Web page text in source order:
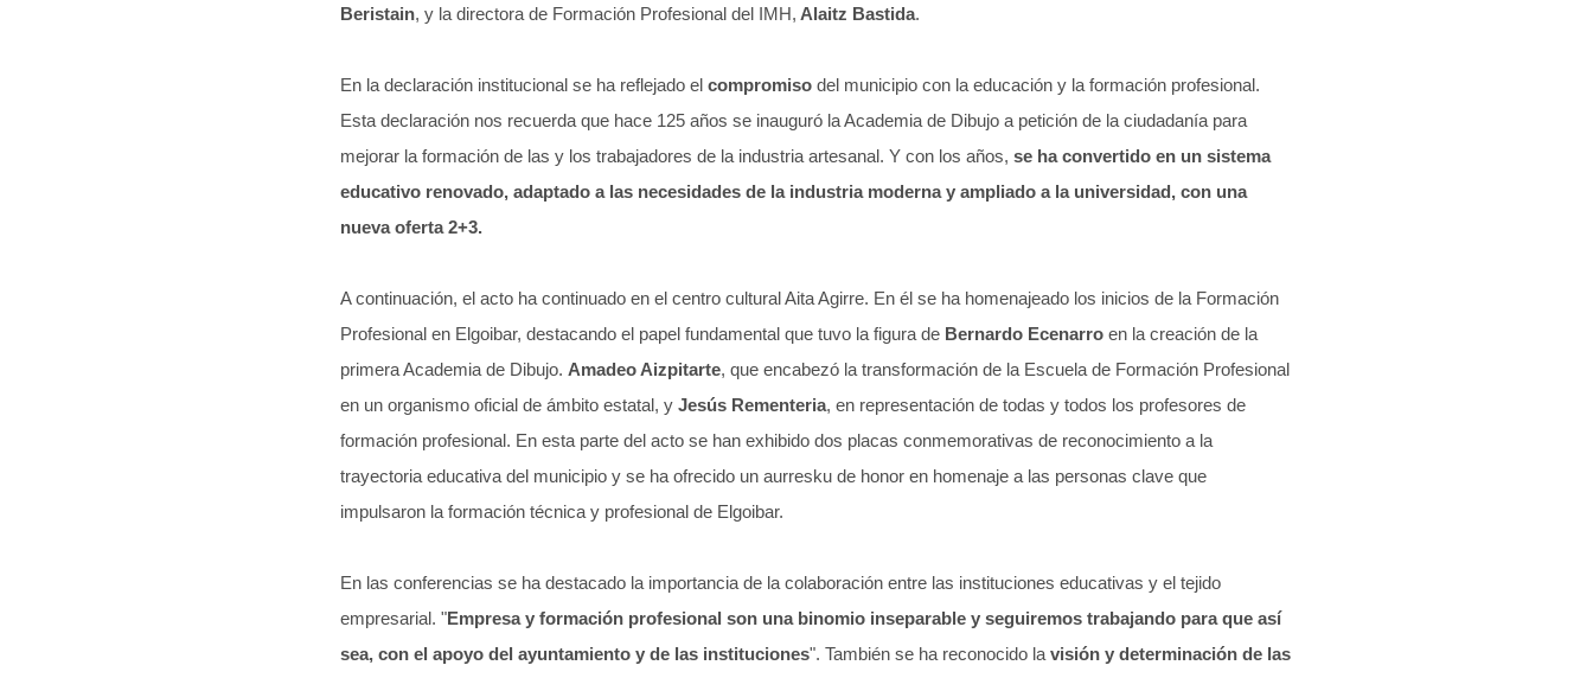
Beristain, y la directora de Formación Profesional del IMH, Alaitz Bastida.
En la declaración institucional se ha reflejado el compromiso del municipio con la educación y la formación profesional.
Esta declaración nos recuerda que hace 125 años se inauguró la Academia de Dibujo a petición de la ciudadanía para
mejorar la formación de las y los trabajadores de la industria artesanal. Y con los años, se ha convertido en un sistema
educativo renovado, adaptado a las necesidades de la industria moderna y ampliado a la universidad, con una
nueva oferta 2+3.
A continuación, el acto ha continuado en el centro cultural Aita Agirre. En él se ha homenajeado los inicios de la Formación
Profesional en Elgoibar, destacando el papel fundamental que tuvo la figura de Bernardo Ecenarro en la creación de la
primera Academia de Dibujo. Amadeo Aizpitarte, que encabezó la transformación de la Escuela de Formación Profesional
en un organismo oficial de ámbito estatal, y Jesús Rementeria, en representación de todas y todos los profesores de
formación profesional. En esta parte del acto se han exhibido dos placas conmemorativas de reconocimiento a la
trayectoria educativa del municipio y se ha ofrecido un aurresku de honor en homenaje a las personas clave que
impulsaron la formación técnica y profesional de Elgoibar.
En las conferencias se ha destacado la importancia de la colaboración entre las instituciones educativas y el tejido
empresarial. "Empresa y formación profesional son una binomio inseparable y seguiremos trabajando para que así
sea, con el apoyo del ayuntamiento y de las instituciones". También se ha reconocido la visión y determinación de las